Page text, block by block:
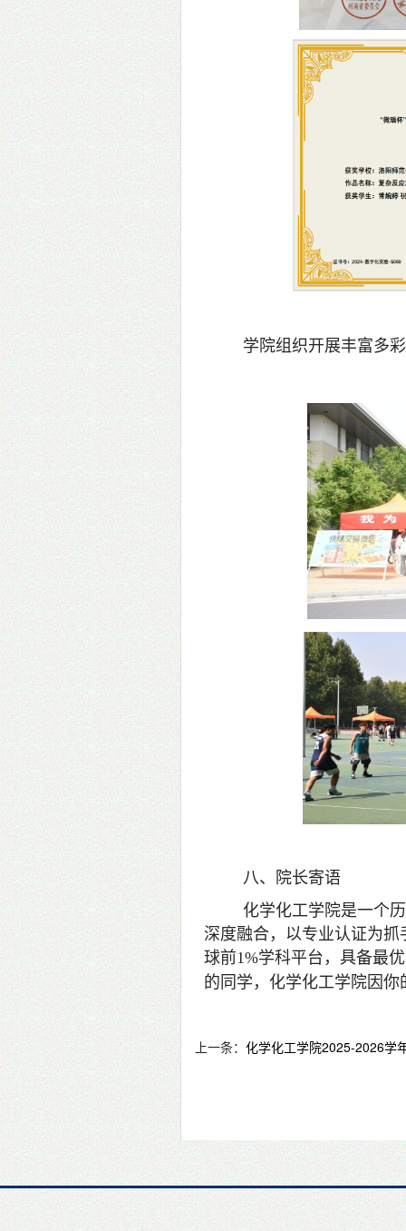
学院组织开展丰富多
八、院长寄语
化学化工学院是一个
深度融合，以专业认证为
球前1%学科平台，具备最
的同学，化学化工学院因
上一条： 化学化工学院2025-2026学